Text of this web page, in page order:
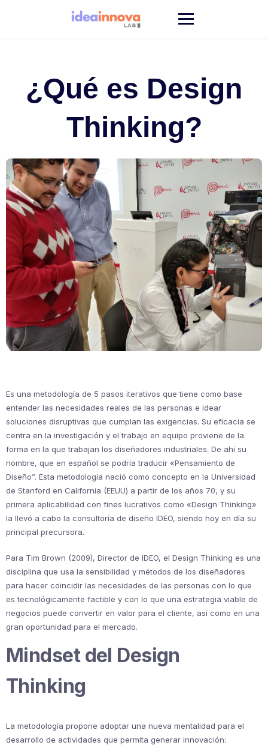
¿Qué es Design
Thinking?
Es una metodología de 5 pasos iterativos que tiene como base
entender las necesidades reales de las personas e idear
soluciones disruptivas que cumplan las exigencias. Su eficacia se
centra en la investigación y el trabajo en equipo proviene de la
forma en la que trabajan los diseñadores industriales. De ahí su
nombre, que en español se podría traducir «Pensamiento de
Diseño”. Esta metodología nació como concepto en la Universidad
de Stanford en California (EEUU) a partir de los años 70, y su
primera aplicabilidad con fines lucrativos como «Design Thinking»
la llevó a cabo la consultoría de diseño IDEO, siendo hoy en día su
principal precursora.
Para Tim Brown (2009), Director de IDEO, el Design Thinking es una
disciplina que usa la sensibilidad y métodos de los diseñadores
para hacer coincidir las necesidades de las personas con lo que
es tecnológicamente factible y con lo que una estrategia viable de
negocios puede convertir en valor para el cliente, así como en una
gran oportunidad para el mercado.
Mindset del Design
Thinking
La metodología propone adoptar una nueva mentalidad para el
desarrollo de actividades que permita generar innovación: